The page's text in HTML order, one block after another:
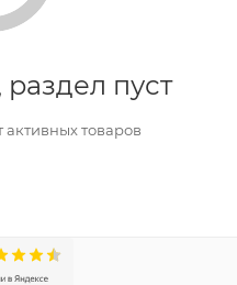
пуст
товаров